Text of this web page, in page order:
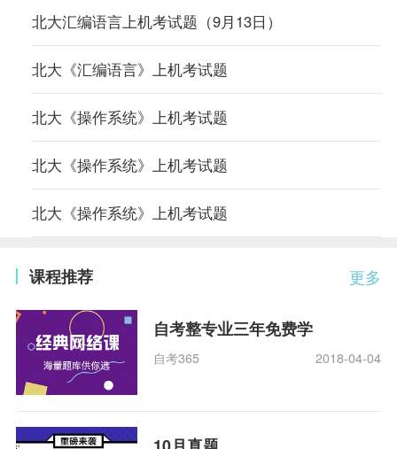
北大汇编语言上机考试题（9月13日）
北大《汇编语言》上机考试题
北大《操作系统》上机考试题
北大《操作系统》上机考试题
北大《操作系统》上机考试题
更多
课程推荐
自考整专业三年免费学
自考365 2018-04-04